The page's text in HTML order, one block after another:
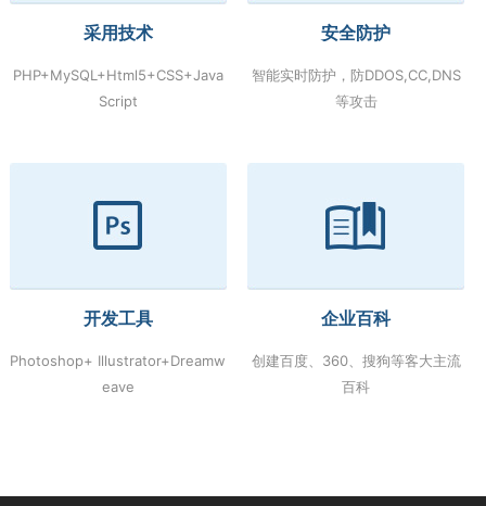
采用技术
PHP+MySQL+Html5+CSS+Java
Script
安全防护
智能实时防护，防DDOS,CC,DNS
等攻击
开发工具
Photoshop+ Illustrator+Dreamw
eave
企业百科
创建百度、360、搜狗等客大主流
百科